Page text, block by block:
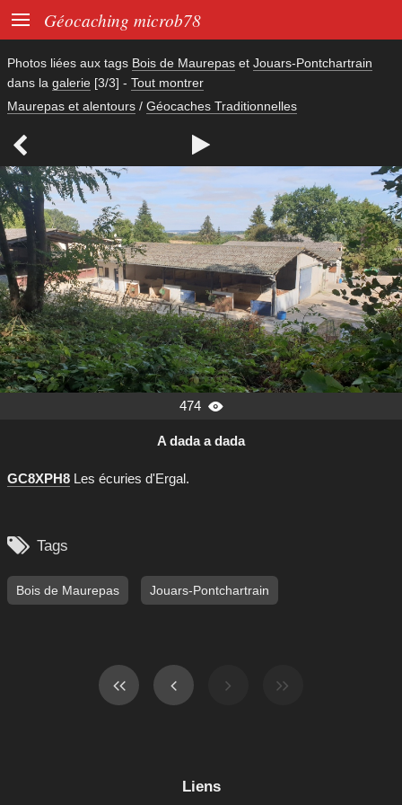
 Géocaching microb78
Photos liées aux tags Bois de Maurepas et Jouars-Pontchartrain
dans la galerie [3/3] - Tout montrer
Maurepas et alentours / Géocaches Traditionnelles
 
474 
A dada a dada
GC8XPH8 Les écuries d'Ergal.
 Tags
Bois de Maurepas Jouars-Pontchartrain
Liens